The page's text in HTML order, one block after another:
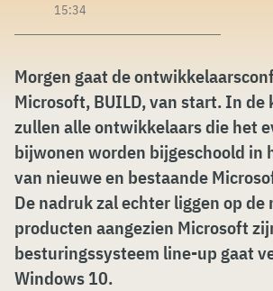
15:34
Morgen gaat de
Microsoft, BUILD, van start. In de
zullen alle ontwikkelaars die het
bijwonen worden bijgeschoold in
van nieuwe en bestaande
De nadruk zal echter liggen op de
producten aangezien Microsoft
besturingssysteem line-up gaat
Windows 10.